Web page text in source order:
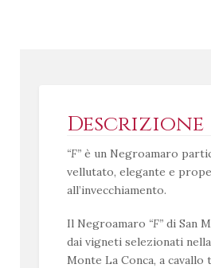
Descrizione
“F” è un Negroamaro
vellutato, elegante e
all’invecchiamento.
Il Negroamaro “F” di San
dai vigneti selezionati
Monte La Conca, a